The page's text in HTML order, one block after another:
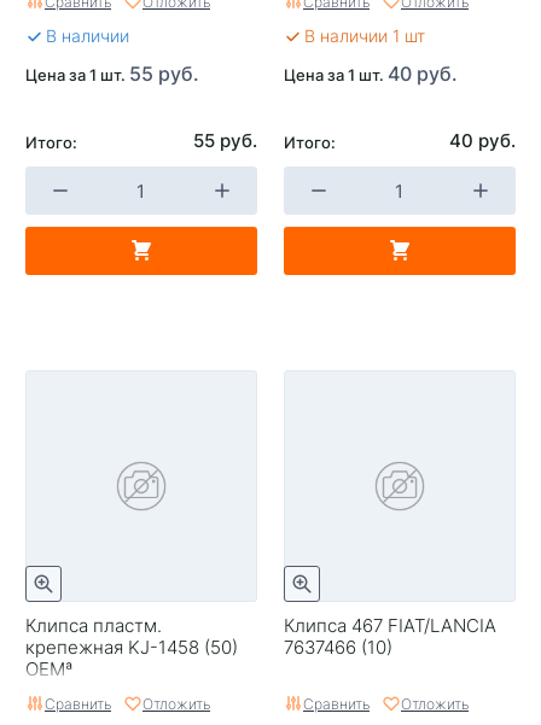
В наличии
Цена за 1 шт. 55 руб.
Итого: 55 руб.
В наличии 1 шт
Цена за 1 шт. 40 руб.
Итого: 40 руб.
Клипса пластм.
крепежная KJ-1458 (50)
OEMª
Сравнить Отложить
Клипса 467 FIAT/LANCIA
7637466 (10)
Сравнить Отложить